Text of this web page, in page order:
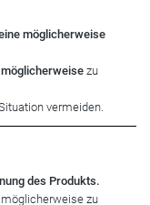
möglicherweise
möglicherweise zu
vermeiden.
des Produkts.
zu